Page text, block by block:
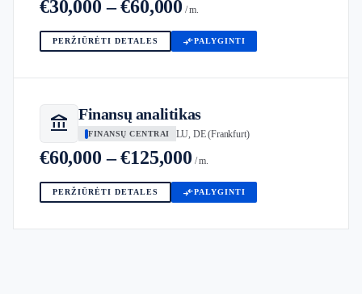
€30,000 – €60,000 / m.
PERŽIŪRĖTI DETALES compare_arrowsPALYGINTI
account_balance Finansų analitikas
FINANSŲ CENTRAI LU, DE (Frankfurt)
€60,000 – €125,000 / m.
PERŽIŪRĖTI DETALES compare_arrowsPALYGINTI